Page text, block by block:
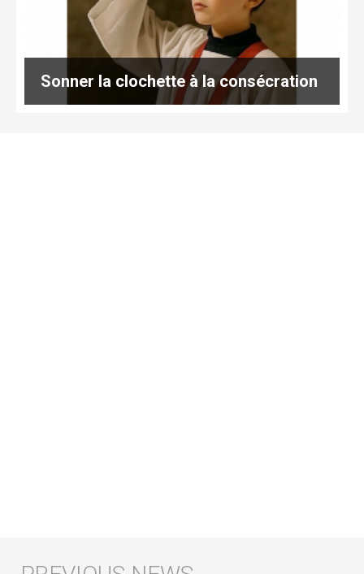
Sonner la clochette à la consécration